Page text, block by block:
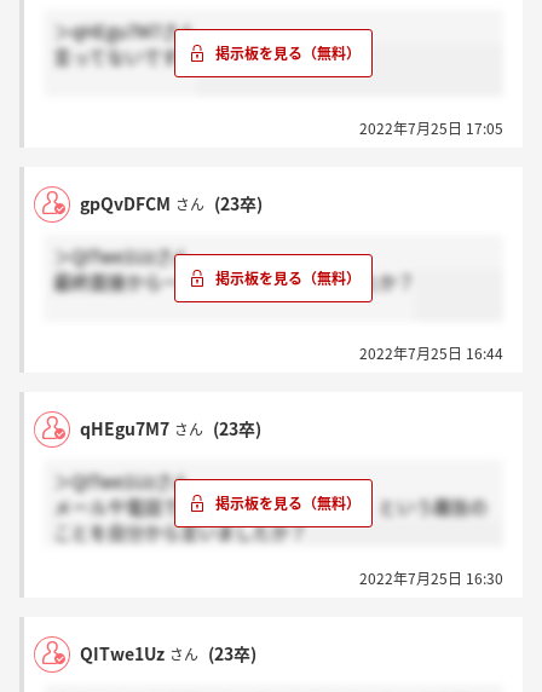
＞qHEgu7M7さん
言ってないです！
2022年7月25日 17:05
gpQvDFCM さん (23卒)
＞QITwe1Uzさん
最終面接から一週間以上経っていましたか？
2022年7月25日 16:44
qHEgu7M7 さん (23卒)
＞QITwe1Uzさん
メールや電話で「連絡来ないんですが」という趣旨の
ことを自分から言いましたか？
2022年7月25日 16:30
QITwe1Uz さん (23卒)